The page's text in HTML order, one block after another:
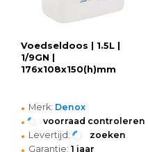
Voedseldoos | 1.5L |
1/9GN |
176x108x150(h)mm
• Merk: Denox
• voorraad controleren
• Levertijd: zoeken
Garantie: 1 jaar